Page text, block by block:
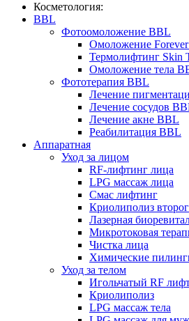
Косметология:
BBL
Фотоомоложение BBL
Омоложение Forever
Термолифтинг Skin
Омоложение тела
Фототерапия BBL
Лечение
Лечение сосудов
Лечение акне BBL
Реабилитация BBL
Аппаратная
Уход за лицом
RF-лифтинг лица
LPG массаж лица
Смас лифтинг
Криолиполиз
Лазерная
Микротоковая
Чистка лица
Химические
Уход за телом
Игольчатый RF
Криолиполиз
LPG массаж тела